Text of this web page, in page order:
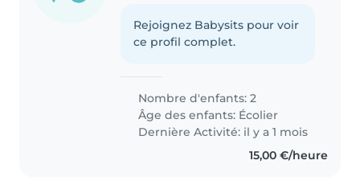
Rejoignez Babysits pour voir
ce profil complet.
Nombre d'enfants: 2
Âge des enfants: Écolier
Dernière Activité: il y a 1 mois
15,00 €/heure